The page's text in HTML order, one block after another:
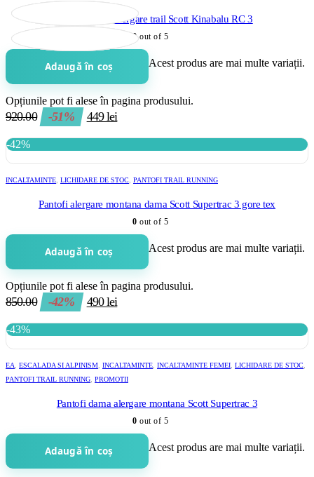
Incaltaminte alergare trail Scott Kinabalu RC 3
0 out of 5
Adaugă în coș Acest produs are mai multe variații.
Opțiunile pot fi alese în pagina produsului.
920.00 -51% 449lei
-42%
INCALTAMINTE LICHIDARE DE STOC PANTOFI TRAIL RUNNING
Pantofi alergare montana dama Scott Supertrac 3 gore tex
0 out of 5
Adaugă în coș Acest produs are mai multe variații.
Opțiunile pot fi alese în pagina produsului.
850.00 -42% 490lei
-43%
EA ESCALADA SI ALPINISM INCALTAMINTE INCALTAMINTE FEMEI LICHIDARE DE STOC
PANTOFI TRAIL RUNNING PROMOTII
Pantofi dama alergare montana Scott Supertrac 3
0 out of 5
Adaugă în coș Acest produs are mai multe variații.